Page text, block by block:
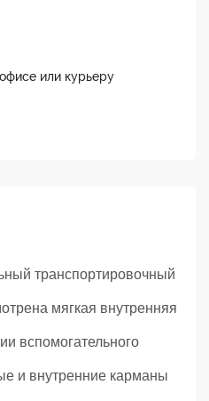
или курьеру
транспортировочный
мягкая внутренняя
вспомогательного
и внутренние карманы